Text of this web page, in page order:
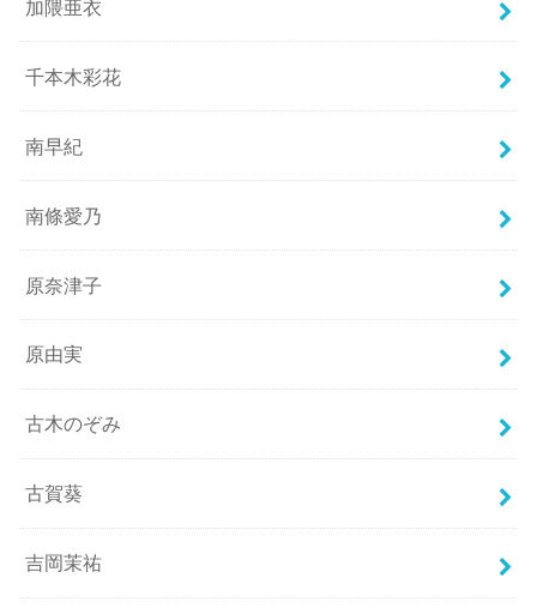
加隈亜衣
千本木彩花
南早紀
南條愛乃
原奈津子
原由実
古木のぞみ
古賀葵
吉岡茉祐